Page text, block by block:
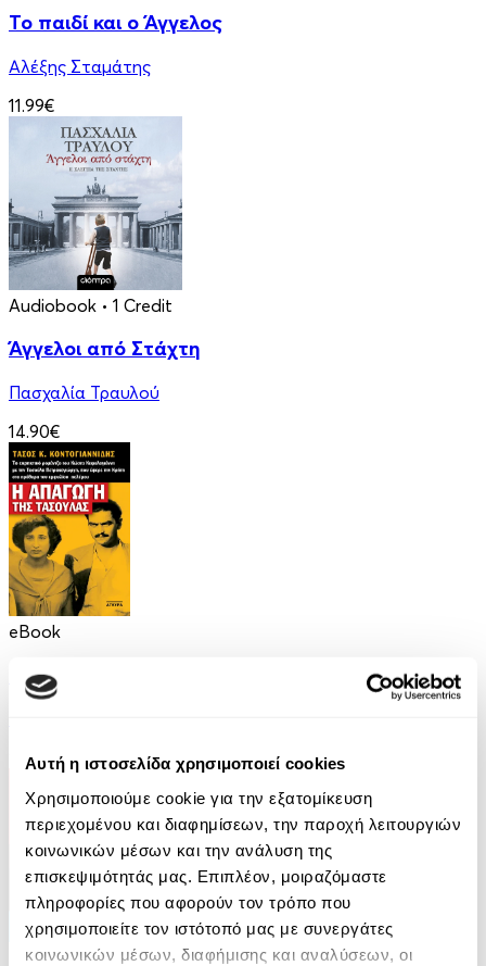
Αυτή η ιστοσελίδα χρησιμοποιεί cookies
Χρησιμοποιούμε cookie για την εξατομίκευση
περιεχομένου και διαφημίσεων, την παροχή λειτουργιών
κοινωνικών μέσων και την ανάλυση της
επισκεψιμότητάς μας. Επιπλέον, μοιραζόμαστε
πληροφορίες που αφορούν τον τρόπο που
χρησιμοποιείτε τον ιστότοπό μας με συνεργάτες
κοινωνικών μέσων, διαφήμισης και αναλύσεων, οι
Το παιδί και ο Άγγελος
Αλέξης Σταμάτης
11.99€
Audiobook • 1 Credit
Άγγελοι από Στάχτη
Πασχαλία Τραυλού
14.90€
eBook
Η απαγωγή της Τασούλας
9.99€
eBook